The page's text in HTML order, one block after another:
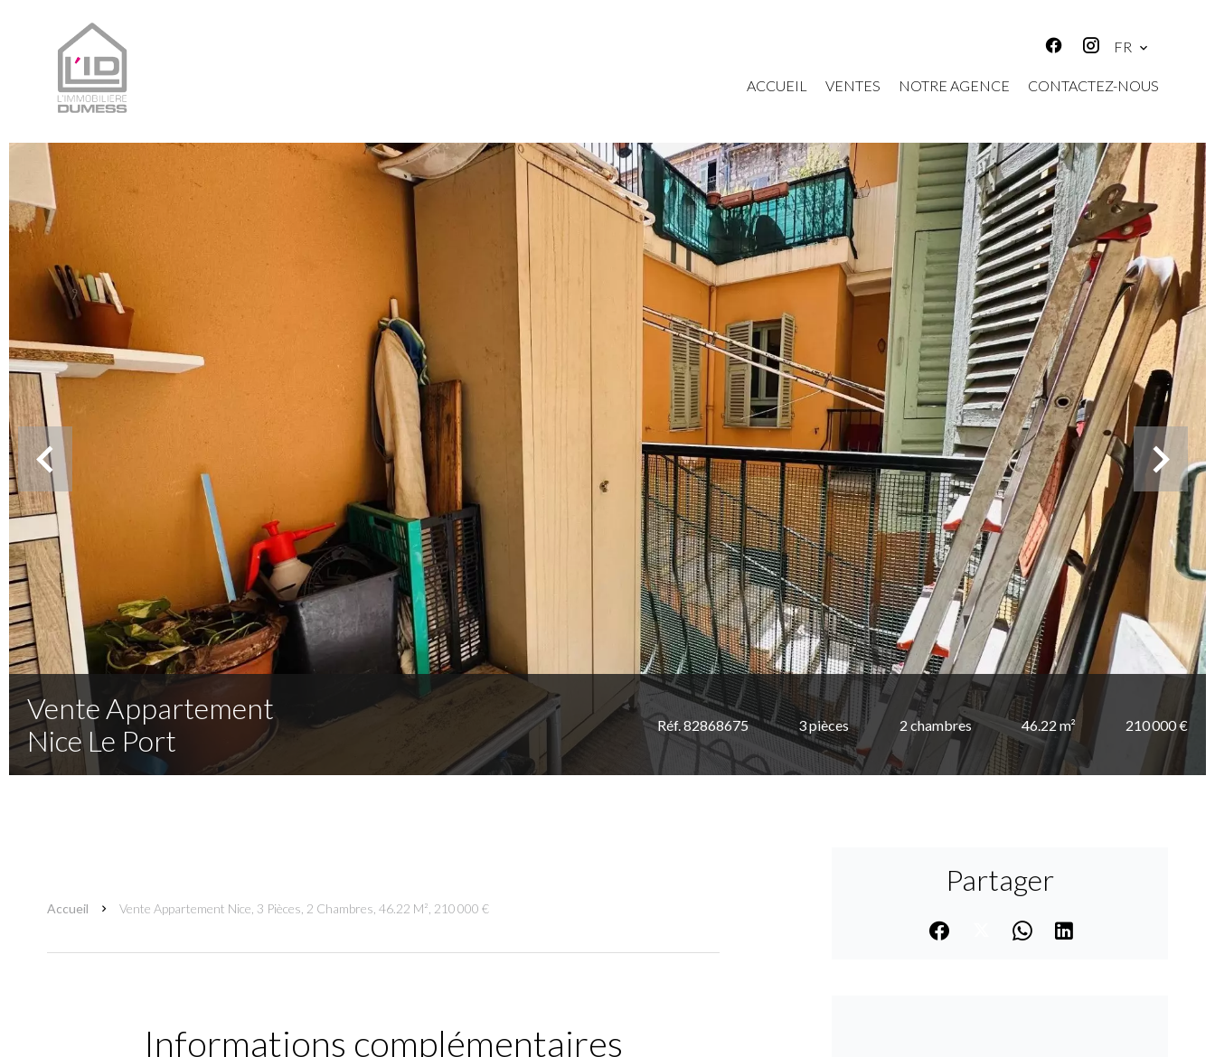
FR
ACCUEIL VENTES NOTRE AGENCE CONTACTEZ-NOUS
Vente Appartement
Nice Le Port
Réf. 82868675 3 pièces 2 chambres 46.22 m² 210 000 €
Accueil Vente Appartement Nice, 3 Pièces, 2 Chambres, 46.22 M², 210 000 €
Informations complémentaires
Partager